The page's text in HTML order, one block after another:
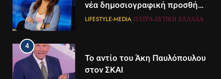
νέα δημοσιογραφική προσθήκη
του ΣΚΑΪ στην Πάτρα
LIFESTYLE-MEDIA ΠΆΤΡΑ-ΔΥΤΙΚΉ ΕΛΛΆΔΑ
4
Το αντίο του Άκη Παυλόπουλου
στον ΣΚΑΙ